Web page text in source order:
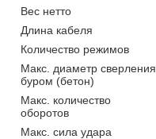
Вес нетто
Длина кабеля
Количество режимов
Макс. диаметр сверления
буром (бетон)
Макс. количество
оборотов
Макс. сила удара